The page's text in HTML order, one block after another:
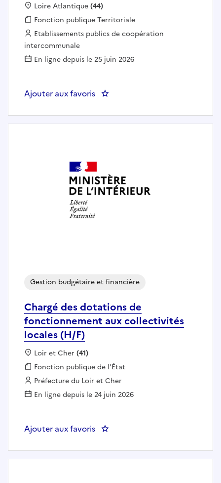
Localisation :
Loire Atlantique(44)
Fonction publique :
Fonction publique Territoriale
Employeur :
Etablissements publics de coopération
intercommunale
En ligne depuis le 25 juin 2026
Ajouter aux favoris : Chargé de missions gestion
Chargé des dotations de
fonctionnement aux collectivités
locales (H/F)
Gestion budgétaire et financière
Localisation :
Loir et Cher (41)
Fonction publique :
Fonction publique de l'État
Employeur :
Préfecture du Loir et Cher
En ligne depuis le 24 juin 2026
Ajouter aux favoris : Chargé des dotations de